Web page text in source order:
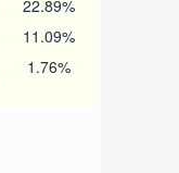
22.89%
11.09%
1.76%